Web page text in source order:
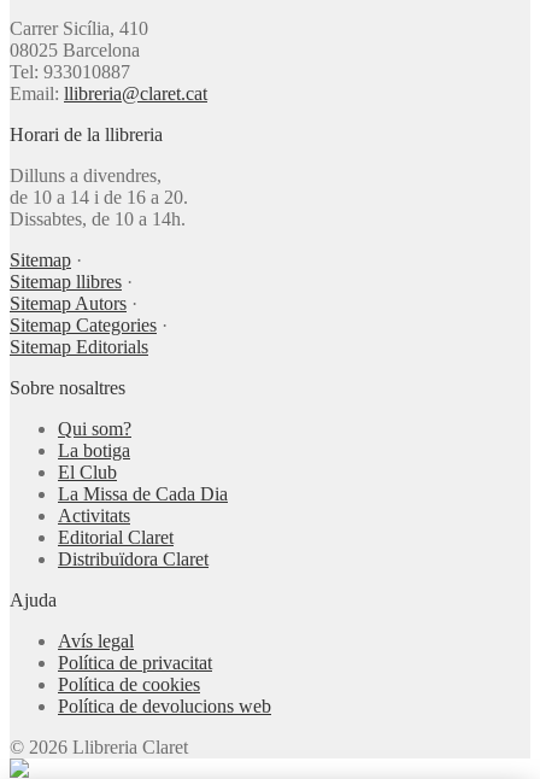
Carrer Sicília, 410
08025 Barcelona
Tel: 933010887
Email: llibreria@claret.cat
Horari de la llibreria
Dilluns a divendres,
de 10 a 14 i de 16 a 20.
Dissabtes, de 10 a 14h.
Sitemap ·
Sitemap llibres ·
Sitemap Autors ·
Sitemap Categories ·
Sitemap Editorials
Sobre nosaltres
Qui som?
La botiga
El Club
La Missa de Cada Dia
Activitats
Editorial Claret
Distribuïdora Claret
Ajuda
Avís legal
Política de privacitat
Política de cookies
Política de devolucions web
© 2026 Llibreria Claret